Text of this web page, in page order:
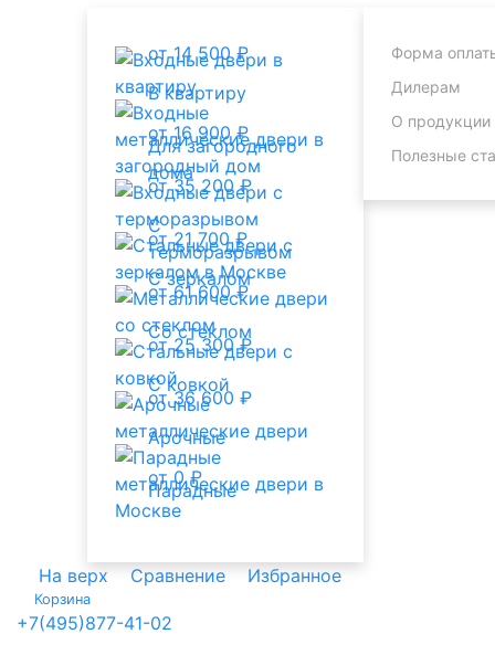
В квартиру
от 14 500 ₽
Для загородного
дома
от 16 900 ₽
С
терморазрывом
от 35 200 ₽
С зеркалом
от 21 700 ₽
Со стеклом
от 61 600 ₽
С ковкой
от 25 300 ₽
Арочные
от 36 600 ₽
Парадные
от 0 ₽
Форма
Дилерам
О продукции
Полезные
На верх Сравнение Избранное
Корзина
+7(495)877-41-02